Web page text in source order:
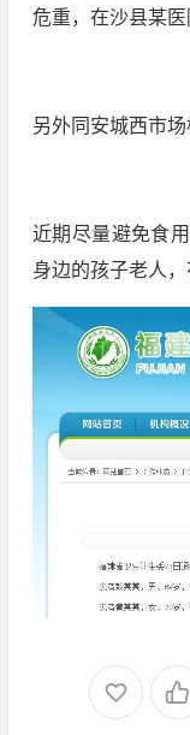
危重，在沙县某医
另外同安城西市场
近期尽量避免食
身边的孩子老人，